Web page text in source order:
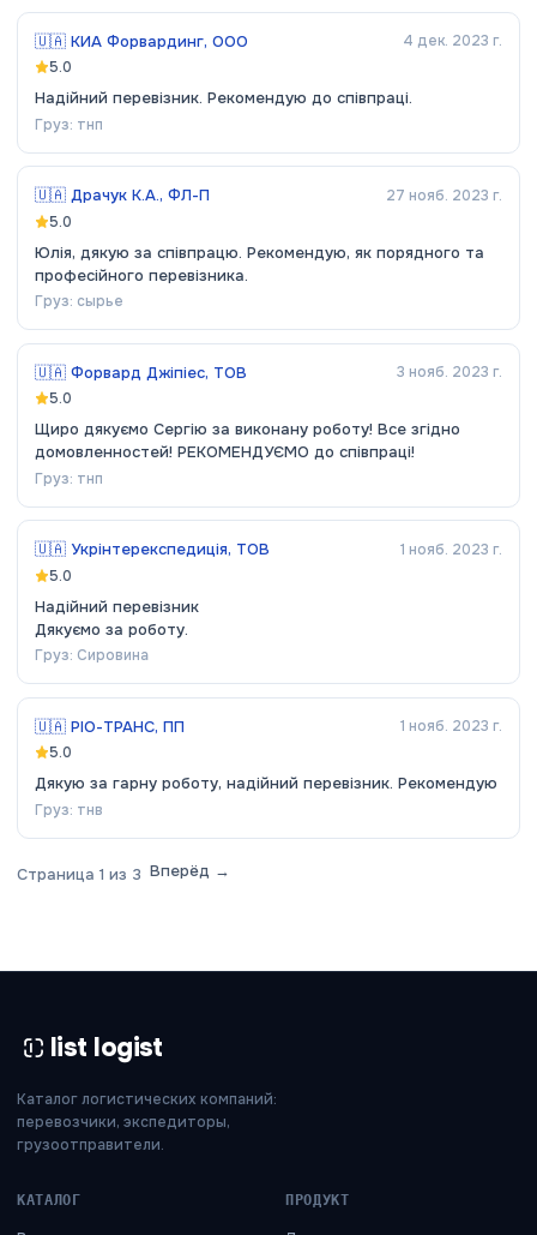
🇺🇦 КИА Форвардинг, ООО
4 дек. 2023 г.
5.0
Надійний перевізник. Рекомендую до співпраці.
Груз: тнп
🇺🇦 Драчук К.А., ФЛ-П
27 нояб. 2023 г.
5.0
Юлія, дякую за співпрацю. Рекомендую, як порядного та
професійного перевізника.
Груз: сырье
🇺🇦 Форвард Джіпіес, ТОВ
3 нояб. 2023 г.
5.0
Щиро дякуємо Сергію за виконану роботу! Все згідно
домовленностей! РЕКОМЕНДУЄМО до співпраці!
Груз: тнп
🇺🇦 Укрінтерекспедиція, ТОВ
1 нояб. 2023 г.
5.0
Надійний перевізник
Дякуємо за роботу.
Груз: Сировина
🇺🇦 РІО-ТРАНС, ПП
1 нояб. 2023 г.
5.0
Дякую за гарну роботу, надійний перевізник. Рекомендую
Груз: тнв
Страница 1 из 3 Вперёд →
list logist
Каталог логистических компаний:
перевозчики, экспедиторы,
грузоотправители.
КАТАЛОГ ПРОДУКТ